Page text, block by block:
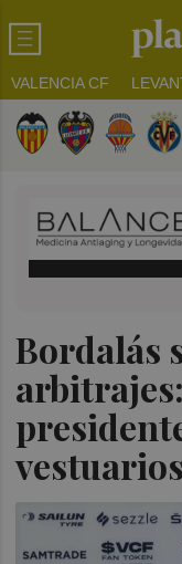
VALENCIA CF
Bordalás